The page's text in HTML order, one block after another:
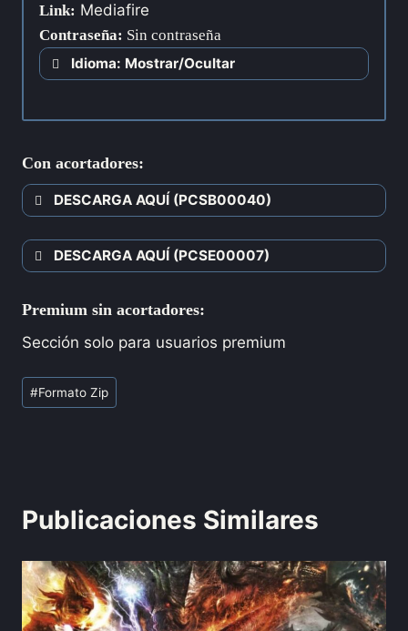
Link: Mediafire
Contraseña: Sin contraseña
Idioma: Mostrar/Ocultar
Con acortadores:
DESCARGA AQUÍ (PCSB00040)
DESCARGA AQUÍ (PCSE00007)
Premium sin acortadores:
Sección solo para usuarios premium
#Formato Zip
Publicaciones Similares